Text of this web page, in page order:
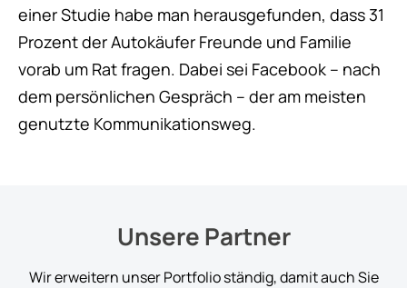
einer Studie habe man herausgefunden, dass 31
Prozent der Autokäufer Freunde und Familie
vorab um Rat fragen. Dabei sei Facebook – nach
dem persönlichen Gespräch – der am meisten
genutzte Kommunikationsweg.
Unsere Partner
Wir erweitern unser Portfolio ständig, damit auch Sie